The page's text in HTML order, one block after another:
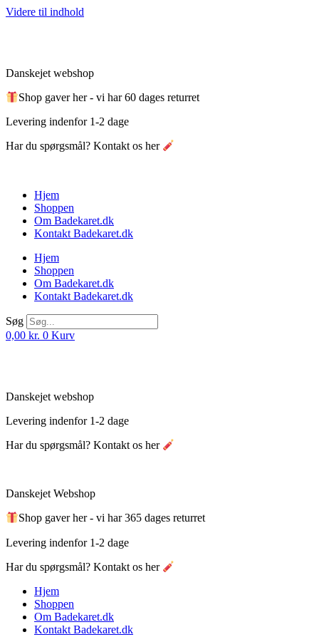
Videre til indhold
Danskejet webshop
Shop gaver her - vi har 60 dages returret
Levering indenfor 1-2 dage
Har du spørgsmål? Kontakt os her
Hjem
Shoppen
Om Badekaret.dk
Kontakt Badekaret.dk
Hjem
Shoppen
Om Badekaret.dk
Kontakt Badekaret.dk
Søg
0,00 kr. 0 Kurv
Danskejet webshop
Levering indenfor 1-2 dage
Har du spørgsmål? Kontakt os her
Danskejet Webshop
Shop gaver her - vi har 365 dages returret
Levering indenfor 1-2 dage
Har du spørgsmål? Kontakt os her
Hjem
Shoppen
Om Badekaret.dk
Kontakt Badekaret.dk